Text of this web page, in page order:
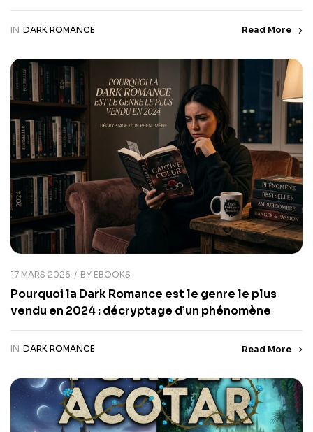
IN DARK ROMANCE Read More
17 MARS 2026 BY EBOOKS
Pourquoi la Dark Romance est le genre le plus
vendu en 2024 : décryptage d’un phénomène
IN DARK ROMANCE Read More